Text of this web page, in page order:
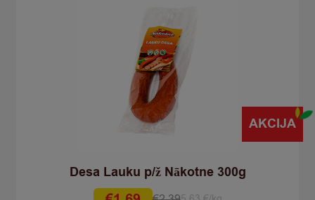
Desa Lauku p/ž Nākotne 300g
AKCIJA